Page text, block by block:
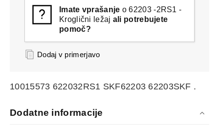
Imate vprašanje o 62203 -2RS1 -
Kroglični ležaj ali potrebujete
pomoč?
Dodaj v primerjavo
10015573 622032RS1 SKF62203 62203SKF .
Dodatne informacije